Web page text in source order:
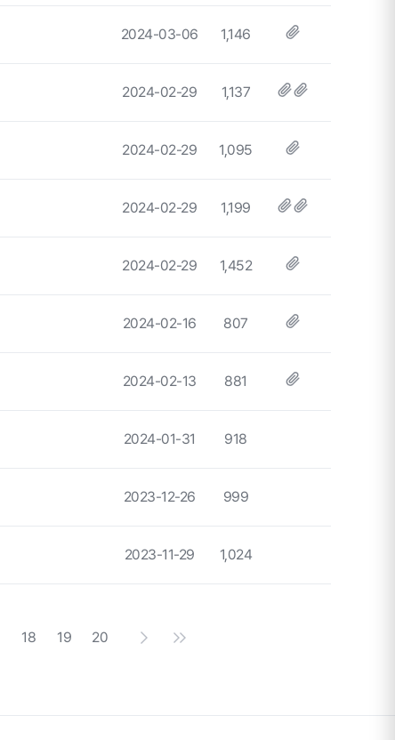
2024-03-06 1,146
2024-02-29 1,137
2024-02-29 1,095
2024-02-29 1,199
2024-02-29 1,452
2024-02-16 807
2024-02-13 881
2024-01-31 918
2023-12-26 999
2023-11-29 1,024
18 19 20 다음 페이지마지막 페이지